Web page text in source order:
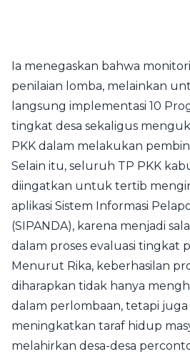
Ia menegaskan bahwa
penilaian lomba, melainkan
langsung implementasi 10
tingkat desa sekaligus
PKK dalam melakukan
Selain itu, seluruh TP PKK
diingatkan untuk tertib
aplikasi Sistem Informasi
(SIPANDA), karena menjadi
dalam proses evaluasi tingkat
Menurut Rika, keberhasilan
diharapkan tidak hanya
dalam perlombaan, tetapi
meningkatkan taraf hidup
melahirkan desa-desa